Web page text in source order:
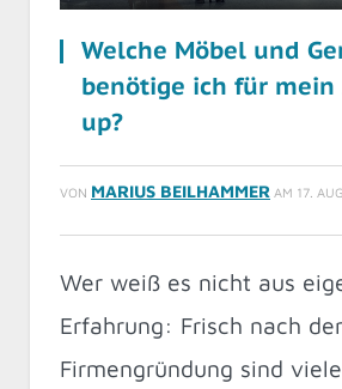
Welche Möbel und
benötige ich für mein
up?
VON MARIUS BEILHAMMER AM 17.
Wer weiß es nicht aus
Erfahrung: Frisch nach der
Firmengründung sind